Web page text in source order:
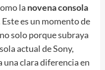
la novena consola
Este es un momento de
solo porque subraya
actual de Sony,
clara diferencia en